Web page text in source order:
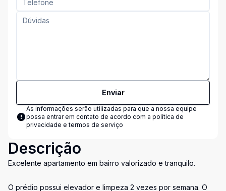
Enviar
As informações serão utilizadas para que a nossa equipe
possa entrar em contato de acordo com a política de
privacidade e termos de serviço
Descrição
Excelente apartamento em bairro valorizado e tranquilo.
O prédio possui elevador e limpeza 2 vezes por semana. O